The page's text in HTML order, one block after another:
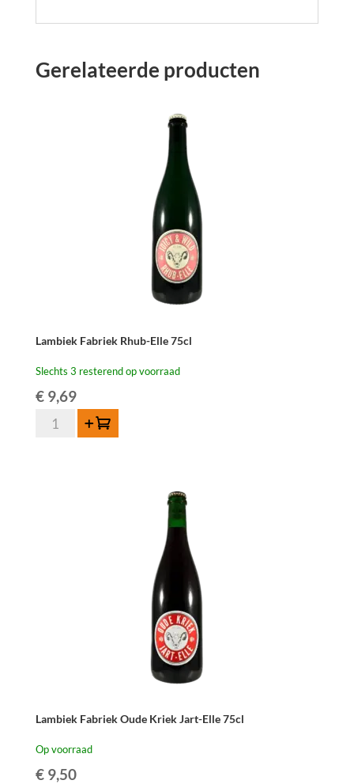
Gerelateerde producten
Lambiek Fabriek Rhub-Elle 75cl
Slechts 3 resterend op voorraad
€9,69
Lambiek
Toevoegen
Lambiek Fabriek Oude Kriek Jart-Elle 75cl
Op voorraad
€9,50